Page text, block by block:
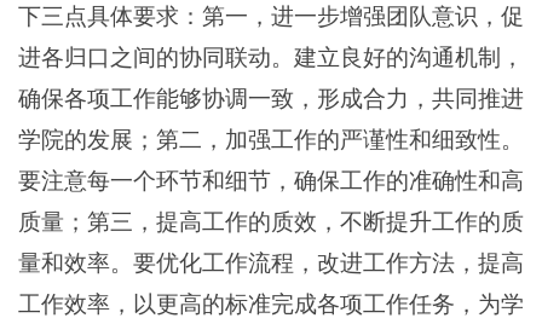
下三点具体要求：第一，进一步增强团队意识，促
进各归口之间的协同联动。建立良好的沟通机制，
确保各项工作能够协调一致，形成合力，共同推进
学院的发展；第二，加强工作的严谨性和细致性。
要注意每一个环节和细节，确保工作的准确性和高
质量；第三，提高工作的质效，不断提升工作的质
量和效率。要优化工作流程，改进工作方法，提高
工作效率，以更高的标准完成各项工作任务，为学